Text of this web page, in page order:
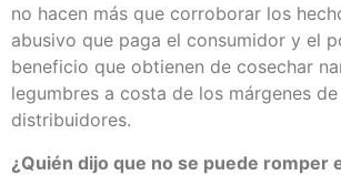
no hacen más que corroborar los
abusivo que paga el consumidor y el
beneficio que obtienen de cosechar
legumbres a costa de los márgenes
distribuidores.
¿Quién dijo que no se puede romper